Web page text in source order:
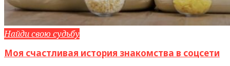
Найди свою судьбу
Моя счастливая история знакомства в соцсети